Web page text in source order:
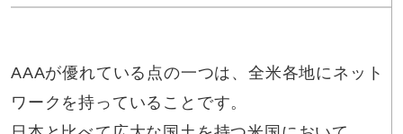
AAAが優れている点の一つは、全米各地にネット
ワークを持っていることです。